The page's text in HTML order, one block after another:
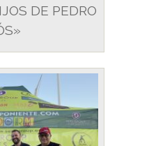
DE PEDRO